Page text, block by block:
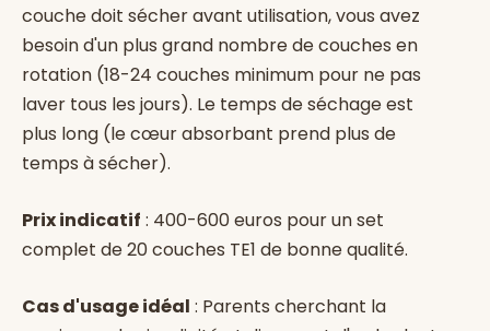
couche doit sécher avant utilisation, vous avez
besoin d'un plus grand nombre de couches en
rotation (18-24 couches minimum pour ne pas
laver tous les jours). Le temps de séchage est
plus long (le cœur absorbant prend plus de
temps à sécher).
Prix indicatif : 400-600 euros pour un set
complet de 20 couches TE1 de bonne qualité.
Cas d'usage idéal : Parents cherchant la